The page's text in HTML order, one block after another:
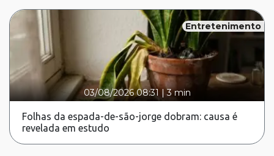
Entretenimento
03/08/2026 08:31 |3 min
Folhas da espada-de-são-jorge dobram: causa é
revelada em estudo